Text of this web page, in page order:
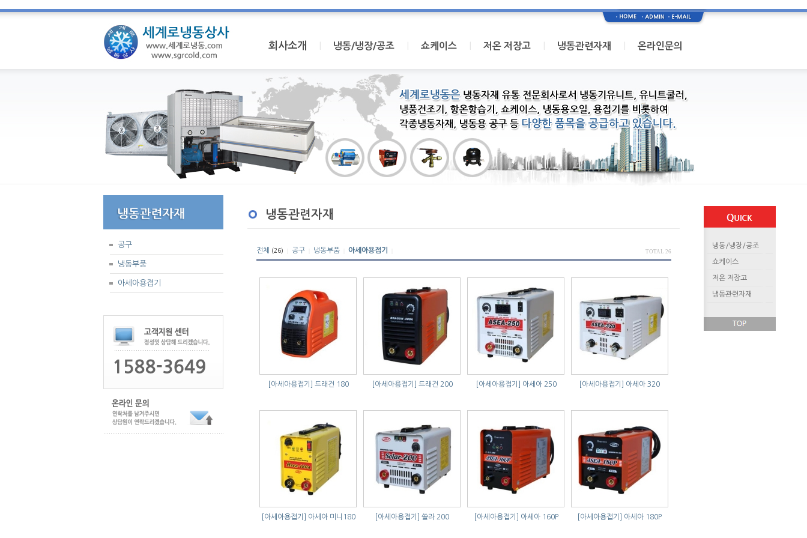
회사소개 냉동/냉장/공조 쇼케이스 저온 저장고 냉동관련자재 온라인문의
공구
냉동부품
아세아용접기
냉동관련자재
전체 (26) 공구 냉동부품 아세아용접기 TOTAL 26
[아세아용접기] 드래건 180 [아세아용접기] 드래건 200 [아세아용접기] 아세아 250 [아세아용접기] 아세아 320
[아세아용접기] 아세아 미니180 [아세아용접기] 쏠라 200 [아세아용접기] 아세아 160P [아세아용접기] 아세아 180P
냉동/냉장/공조
쇼케이스
저온 저장고
냉동관련자재